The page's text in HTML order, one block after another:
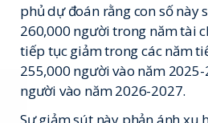
phủ dự đoán rằng con số này
260,000 người trong năm tài
tiếp tục giảm trong các năm
255,000 người vào năm
người vào năm 2026-2027.